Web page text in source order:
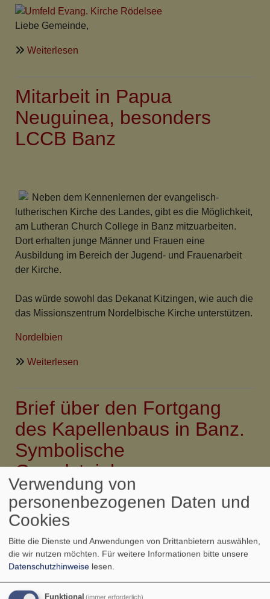
Banz
Liebe Gemeinde,
Weiterlesen
Umfeld
evangelischen
Kirche
Mitarbeit in Papua
Neuguinea, besonders
LCCB Banz
Neben dem Kennenlernen der evangelisch-
lutherischen Kirche des Landes, gibt es die Möglichkeit,
am Lutheran Church College in Banz mitzuarbeiten.
Dort erhalten junge Männer und Frauen eine
Ausbildung im Bereich der Jugend- und Frauenarbeit
der Kirche.
Das würde sowohl das Dekanat Kitzingen, wie auch die
das Missionszentrum Nordelbische Kirche unterstützen.
Nordelbien
Weiterlesen
Papua
besonders
LCCB
Banz
Brief über den Fortgang
des Kapellenbaus in Banz.
Symbolische
Grundsteinlegung
Rev. Horst & Helene Gerber Lutheran Church College
Banz P.O.Box 72, Mt. Hagen, WHP Papua New Guinea
Banz, 07.03.10
(vergleiche auch diese Nachricht mit Plänen
RUNDBRIEF
Verwendung von
personenbezogenen Daten und
Cookies
Bitte die Dienste und Anwendungen von Drittanbietern auswählen,
die wir nutzen möchten. Für weitere Informationen bitte unsere
Datenschutzhinweise lesen.
Funktional (immer erforderlich)